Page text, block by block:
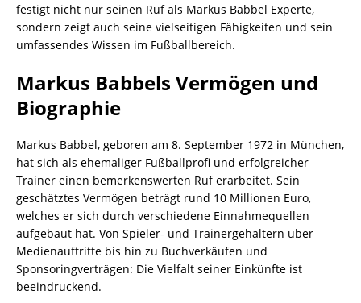
festigt nicht nur seinen Ruf als Markus Babbel Experte,
sondern zeigt auch seine vielseitigen Fähigkeiten und sein
umfassendes Wissen im Fußballbereich.
Markus Babbels Vermögen und
Biographie
Markus Babbel, geboren am 8. September 1972 in München,
hat sich als ehemaliger Fußballprofi und erfolgreicher
Trainer einen bemerkenswerten Ruf erarbeitet. Sein
geschätztes Vermögen beträgt rund 10 Millionen Euro,
welches er sich durch verschiedene Einnahmequellen
aufgebaut hat. Von Spieler- und Trainergehältern über
Medienauftritte bis hin zu Buchverkäufen und
Sponsoringverträgen: Die Vielfalt seiner Einkünfte ist
beeindruckend.